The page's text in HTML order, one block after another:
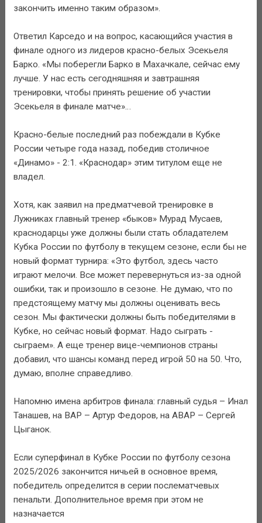
закончить именно таким образом».
Ответил Карседо и на вопрос, касающийся участия в
финале одного из лидеров красно-белых Эсекьеля
Барко. «Мы поберегли Барко в Махачкале, сейчас ему
лучше. У нас есть сегодняшняя и завтрашняя
тренировки, чтобы принять решение об участии
Эсекьеля в финале матче»…
Красно-белые последний раз побеждали в Кубке
России четыре года назад, победив столичное
«Динамо» - 2:1. «Краснодар» этим титулом еще не
владел.
Хотя, как заявил на предматчевой тренировке в
Лужниках главный тренер «быков» Мурад Мусаев,
краснодарцы уже должны были стать обладателем
Кубка России по футболу в текущем сезоне, если бы не
новый формат турнира: «Это футбол, здесь часто
играют мелочи. Все может перевернуться из-за одной
ошибки, так и произошло в сезоне. Не думаю, что по
предстоящему матчу мы должны оценивать весь
сезон. Мы фактически должны быть победителями в
Кубке, но сейчас новый формат. Надо сыграть -
сыграем». А еще тренер вице-чемпионов страны
добавил, что шансы команд перед игрой 50 на 50. Что,
думаю, вполне справедливо.
Напомню имена арбитров финала: главный судья – Инал
Танашев, на ВАР – Артур Федоров, на АВАР – Сергей
Цыганок.
Если суперфинал в Кубке России по футболу сезона
2025/2026 закончится ничьей в основное время,
победитель определится в серии послематчевых
пенальти. Дополнительное время при этом не
назначается